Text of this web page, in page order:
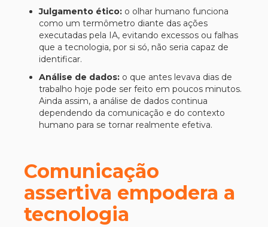
Julgamento ético: o olhar humano funciona
como um termômetro diante das ações
executadas pela IA, evitando excessos ou falhas
que a tecnologia, por si só, não seria capaz de
identificar.
Análise de dados: o que antes levava dias de
trabalho hoje pode ser feito em poucos minutos.
Ainda assim, a análise de dados continua
dependendo da comunicação e do contexto
humano para se tornar realmente efetiva.
Comunicação
assertiva empodera a
tecnologia